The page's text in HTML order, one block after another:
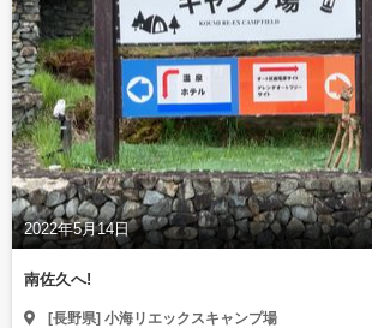
2022年5月14日
南佐久へ!
[長野県] 小海リエックスキャンプ場